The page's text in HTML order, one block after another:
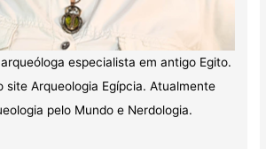
especialista em antigo Egito.
site Arqueologia Egípcia. Atualmente
pelo Mundo e Nerdologia.